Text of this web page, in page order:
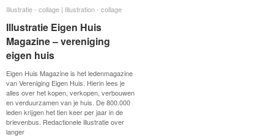
Illustratie - collage | Illustration - collage
Illustratie Eigen Huis
Magazine – vereniging
eigen huis
Eigen Huis Magazine is het ledenmagazine
van Vereniging Eigen Huis. Hierin lees je
alles over het kopen, verkopen, verbouwen
en verduurzamen van je huis. De 800.000
leden krijgen het tien keer per jaar in de
brievenbus. Redactionele illustratie over
langer
Illustratie - collage | Illustration - collage
Illustratie Eigen Huis
Magazine – vereniging
eigen huis